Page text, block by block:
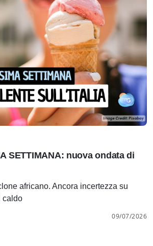
SETTIMANA: nuova ondata di
africano. Ancora incertezza su
caldo
09/07/2026